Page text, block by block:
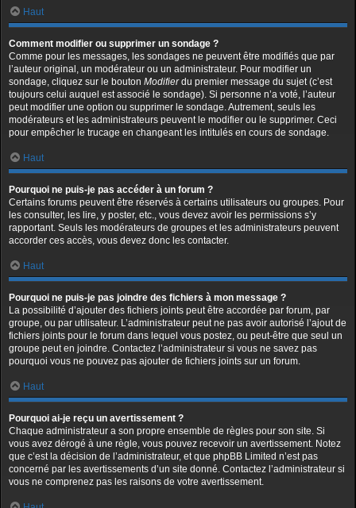
Haut
Comment modifier ou supprimer un sondage ?
Comme pour les messages, les sondages ne peuvent être modifiés que par
l’auteur original, un modérateur ou un administrateur. Pour modifier un
sondage, cliquez sur le bouton Modifierdu premier message du sujet (c’est
toujours celui auquel est associé le sondage). Si personne n’a voté, l’auteur
peut modifier une option ou supprimer le sondage. Autrement, seuls les
modérateurs et les administrateurs peuvent le modifier ou le supprimer. Ceci
pour empêcher le trucage en changeant les intitulés en cours de sondage.
Haut
Pourquoi ne puis-je pas accéder à un forum ?
Certains forums peuvent être réservés à certains utilisateurs ou groupes. Pour
les consulter, les lire, y poster, etc., vous devez avoir les permissions s’y
rapportant. Seuls les modérateurs de groupes et les administrateurs peuvent
accorder ces accès, vous devez donc les contacter.
Haut
Pourquoi ne puis-je pas joindre des fichiers à mon message ?
La possibilité d’ajouter des fichiers joints peut être accordée par forum, par
groupe, ou par utilisateur. L’administrateur peut ne pas avoir autorisé l’ajout de
fichiers joints pour le forum dans lequel vous postez, ou peut-être que seul un
groupe peut en joindre. Contactez l’administrateur si vous ne savez pas
pourquoi vous ne pouvez pas ajouter de fichiers joints sur un forum.
Haut
Pourquoi ai-je reçu un avertissement ?
Chaque administrateur a son propre ensemble de règles pour son site. Si
vous avez dérogé à une règle, vous pouvez recevoir un avertissement. Notez
que c’est la décision de l’administrateur, et que phpBB Limited n’est pas
concerné par les avertissements d’un site donné. Contactez l’administrateur si
vous ne comprenez pas les raisons de votre avertissement.